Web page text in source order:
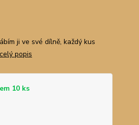
ji ve své dílně, každý kus
celý popis
10 ks